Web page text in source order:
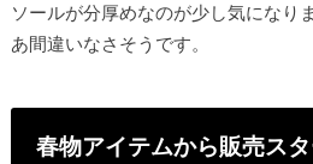
ソールが分厚めなのが少し気になり
あ間違いなさそうです。
春物アイテムから販売スタ